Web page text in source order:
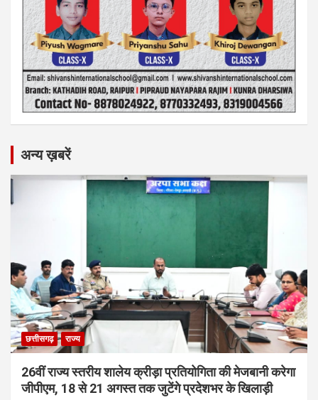
अन्य ख़बरें
छत्तीसगढ़ राज्य
26वीं राज्य स्तरीय शालेय क्रीड़ा प्रतियोगिता की मेजबानी करेगा
जीपीएम, 18 से 21 अगस्त तक जुटेंगे प्रदेशभर के खिलाड़ी